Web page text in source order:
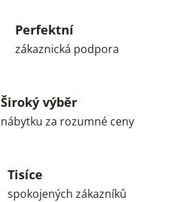
Perfektní
zákaznická podpora
Široký výběr
nábytku za rozumné ceny
Tisíce
spokojených zákazníků